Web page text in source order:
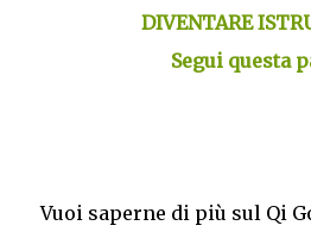
DIVENTARE
Segui questa
Vuoi saperne di più sul Qi